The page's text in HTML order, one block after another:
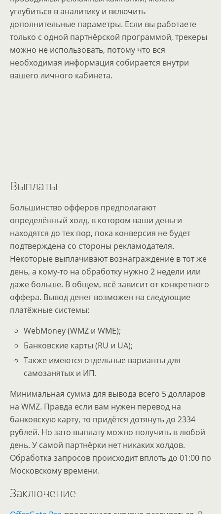
углубиться в аналитику и включить
дополнительные параметры. Если вы работаете
только с одной партнёрской программой, трекеры
можно не использовать, потому что вся
необходимая информация собирается внутри
вашего личного кабинета.
Выплаты
Большинство офферов предполагают
определённый холд, в котором ваши деньги
находятся до тех пор, пока конверсия не будет
подтверждена со стороны рекламодателя.
Некоторые выплачивают вознаграждение в тот же
день, а кому-то на обработку нужно 2 недели или
даже больше. В общем, всё зависит от конкретного
оффера. Вывод денег возможен на следующие
платёжные системы:
WebMoney (WMZ и WME);
Банковские карты (RU и UA);
Также имеются отдельные варианты для
самозанятых и ИП.
Минимальная сумма для вывода всего 5 долларов
на WMZ. Правда если вам нужен перевод на
банковскую карту, то придётся дотянуть до 2334
рублей. Но зато выплату можно получить в любой
день. У самой партнёрки нет никаких холдов.
Обработка запросов происходит вплоть до 01:00 по
Московскому времени.
Заключение